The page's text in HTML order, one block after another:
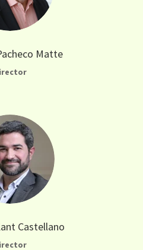
Matte
Castellano